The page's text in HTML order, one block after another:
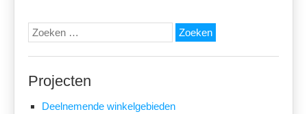
Zoeken
naar:
Projecten
Deelnemende winkelgebieden